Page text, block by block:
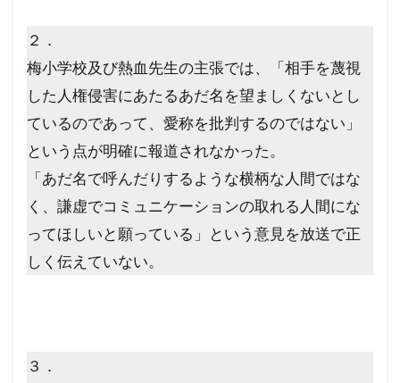
２．
梅小学校及び熱血先生の主張では、「相手を蔑視
した人権侵害にあたるあだ名を望ましくないとし
ているのであって、愛称を批判するのではない」
という点が明確に報道されなかった。
「あだ名で呼んだりするような横柄な人間ではな
く、謙虚でコミュニケーションの取れる人間にな
ってほしいと願っている」という意見を放送で正
しく伝えていない。
３．